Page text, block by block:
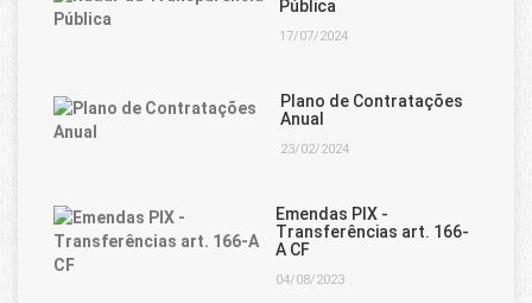
Pública
17/07/2024
Plano de Contratações
Anual
23/02/2024
Emendas PIX -
Transferências art. 166-
A CF
04/08/2023